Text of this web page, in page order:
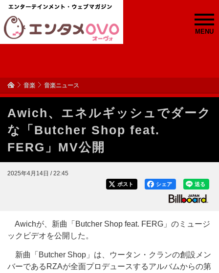
MENU
音楽 音楽ニュース
Awich、エネルギッシュでダーク
な「Butcher Shop feat.
FERG」MV公開
2025年4月14日 / 22:45
送る
シェア
ポスト
Awichが、新曲「Butcher Shop feat. FERG」のミュージ
ックビデオを公開した。
新曲「Butcher Shop」は、ウータン・クランの創設メン
バーであるRZAが全面プロデュースするアルバムからの第